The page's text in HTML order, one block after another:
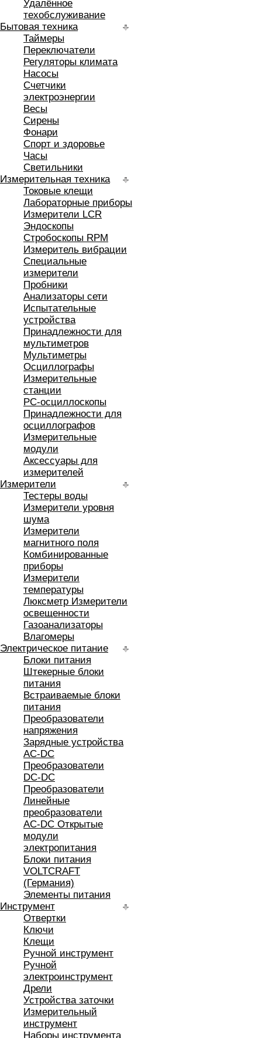
Удалённое
техобслуживание
Бытовая техника
Таймеры
Переключатели
Регуляторы климата
Насосы
Счетчики
электроэнергии
Весы
Сирены
Фонари
Спорт и здоровье
Часы
Светильники
Измерительная техника
Токовые клещи
Лабораторные приборы
Измерители LCR
Эндоскопы
Стробоскопы RPM
Измеритель вибрации
Специальные
измерители
Пробники
Анализаторы сети
Испытательные
устройства
Принадлежности для
мультиметров
Мультиметры
Осциллографы
Измерительные
станции
РС-осциллоскопы
Принадлежности для
осциллографов
Измерительные
модули
Аксессуары для
измерителей
Измерители
Тестеры воды
Измерители уровня
шума
Измерители
магнитного поля
Комбинированные
приборы
Измерители
температуры
Люксметр Измерители
освещенности
Газоанализаторы
Влагомеры
Электрическое питание
Блоки питания
Штекерные блоки
питания
Встраиваемые блоки
питания
Преобразователи
напряжения
Зарядные устройства
AC-DC
Преобразователи
DC-DC
Преобразователи
Линейные
преобразователи
AC-DC Открытые
модули
электропитания
Блоки питания
VOLTCRAFT
(Германия)
Элементы питания
Инструмент
Отвертки
Ключи
Клещи
Ручной инструмент
Ручной
электроинструмент
Дрели
Устройства заточки
Измерительный
инструмент
Наборы инструмента